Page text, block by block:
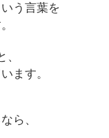
いう言葉を
ます。
ら、